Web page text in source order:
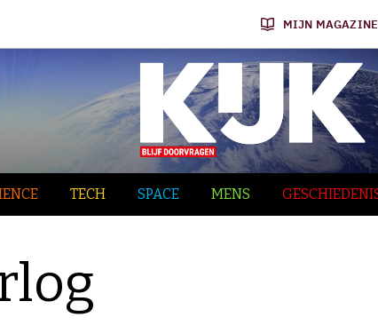
MIJN
TECH SPACE MENS